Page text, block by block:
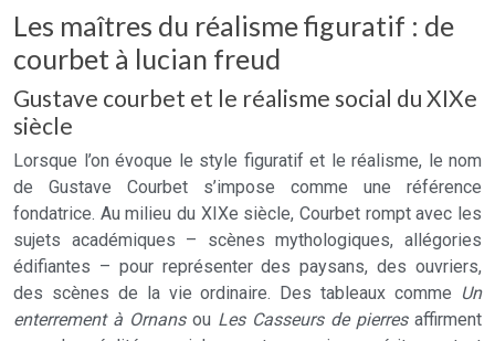
Les maîtres du réalisme figuratif : de
courbet à lucian freud
Gustave courbet et le réalisme social du XIXe
siècle
Lorsque l’on évoque le style figuratif et le réalisme, le nom
de Gustave Courbet s’impose comme une référence
fondatrice. Au milieu du XIXe siècle, Courbet rompt avec les
sujets académiques – scènes mythologiques, allégories
édifiantes – pour représenter des paysans, des ouvriers,
des scènes de la vie ordinaire. Des tableaux comme Un
enterrement à Ornansou Les Casseurs de pierresaffirment